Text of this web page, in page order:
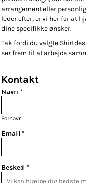
arrangement eller
leder efter, er vi her for at
dine specifikke ønsker.
Tak fordi du valgte
ser frem til at arbejde
Kontakt
Navn *
Fornavn
Email *
Besked *